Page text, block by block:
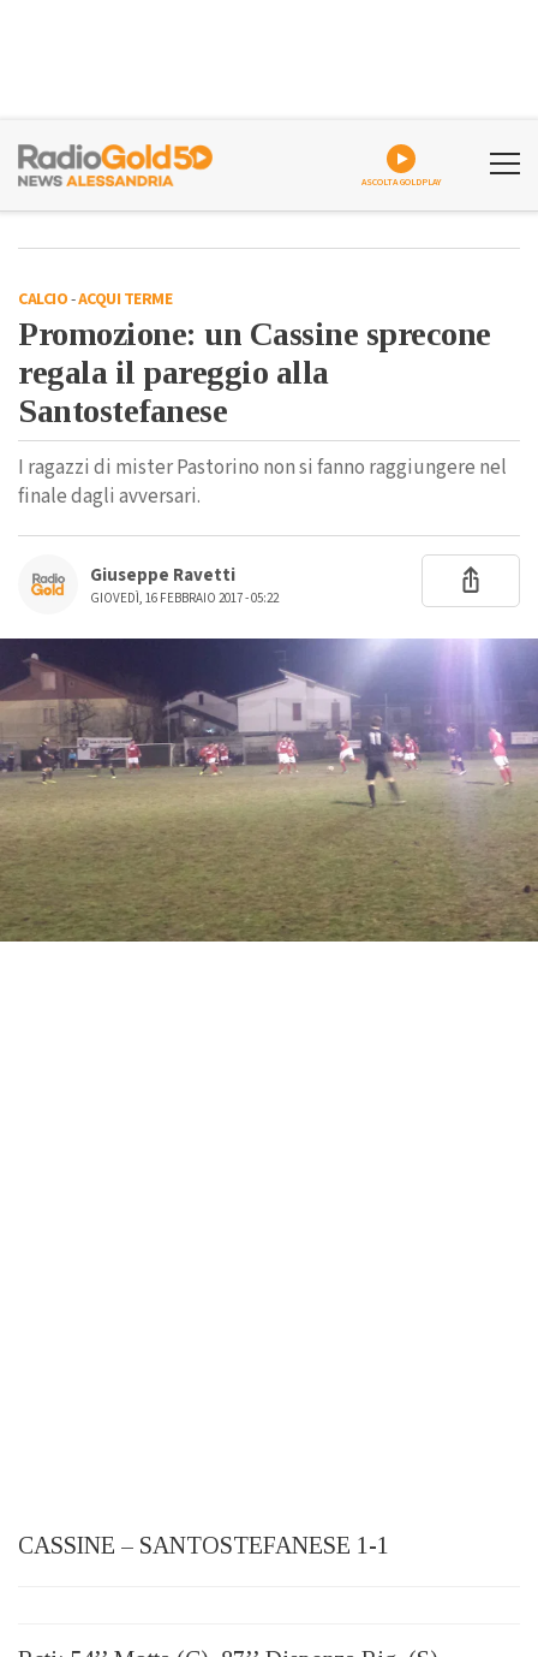
ASCOLTA GOLDPLAY
CALCIO-ACQUI TERME
Promozione: un Cassine sprecone
regala il pareggio alla
Santostefanese
I ragazzi di mister Pastorino non si fanno raggiungere nel
finale dagli avversari.
Giuseppe Ravetti
GIOVEDÌ, 16 FEBBRAIO 2017 - 05:22
CASSINE – SANTOSTEFANESE 1-1